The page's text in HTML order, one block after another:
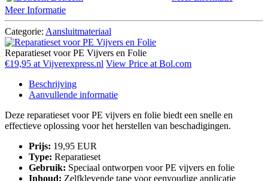
Meer Informatie
Categorie: Aansluitmateriaal
Reparatieset voor PE Vijvers en Folie
€19,95 at Vijverexpress.nl View Price at Bol.com
Beschrijving
Aanvullende informatie
Deze reparatieset voor PE vijvers en folie biedt een snelle en
effectieve oplossing voor het herstellen van beschadigingen.
Prijs: 19,95 EUR
Type: Reparatieset
Gebruik: Speciaal ontworpen voor PE vijvers en folie
Inhoud: Zelfklevende tape voor eenvoudige applicatie